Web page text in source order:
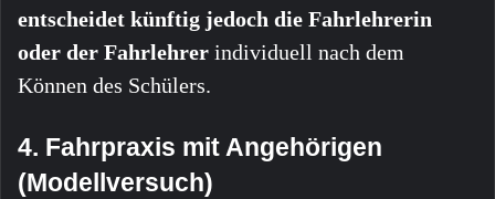
entscheidet künftig jedoch die Fahrlehrerin
oder der Fahrlehrer individuell nach dem
Können des Schülers.
4. Fahrpraxis mit Angehörigen
(Modellversuch)